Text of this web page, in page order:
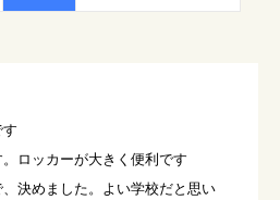
ロッカーが大きく便利です
決めました。よい学校だと思い